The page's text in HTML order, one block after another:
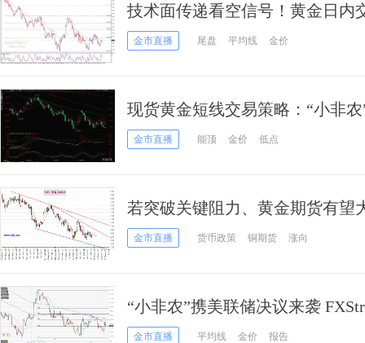
技术面传递看空信号！黄金日内
阻力 否则金价仍可能大跌
金市直播 尾盘 平均线 金价
现货黄金短线交易策略：“小非
多空等待决战
金市直播 能顶 金价 低点
若突破关键阻力、黄金期货有望
金、白银、原油和铜最新技术前
金市直播 货币政策 铜期货 涨向
“小非农”携美联储决议来袭
重要支撑 金价恐大跌
金市直播 平均线 金价 报告